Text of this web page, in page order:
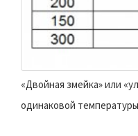
«Двойная змейка» или
одинаковой